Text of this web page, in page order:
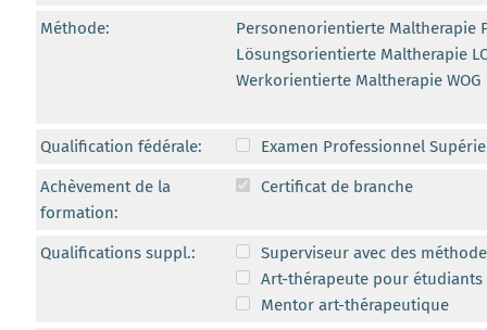
Méthode:
Personenorientierte Maltherapie
Lösungsorientierte Maltherapie
Werkorientierte Maltherapie WOG
Qualification fédérale: Examen Professionnel
Achèvement de la
formation:
Certificat de branche
Qualifications suppl.:
Superviseur avec des
Art-thérapeute pour
Mentor art-thérapeutique